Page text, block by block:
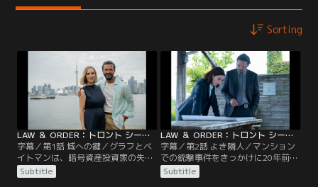
Sorting
LAW ＆ ORDER：トロント シーズン1 第01話／字幕
字幕／第1話 城への鍵／グラフとベ
イトマンは、暗号資産投資家の失踪
事件を捜査する。その投資家は、数
億ドルの顧客の金と共にオンタリオ
Subtitle
LAW ＆ ORDER：トロント シーズン1 第02話／字幕
字幕／第2話 よき隣人／マンション
での銃撃事件をきっかけに20年前の
未解決事件にたどり着いた。犯人を
捕まえるためには、その事件を解決
Subtitle